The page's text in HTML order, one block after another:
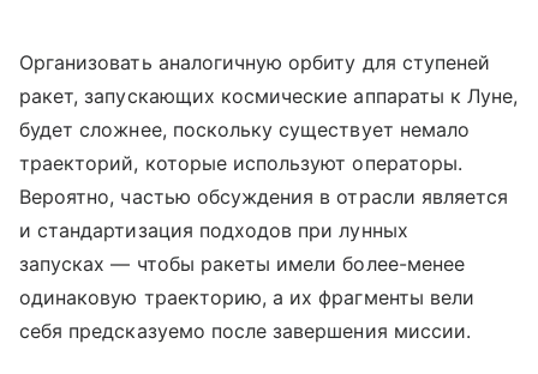
Организовать аналогичную орбиту для ступеней
ракет, запускающих космические аппараты к Луне,
будет сложнее, поскольку существует немало
траекторий, которые используют операторы.
Вероятно, частью обсуждения в отрасли является
и стандартизация подходов при лунных
запусках — чтобы ракеты имели более-менее
одинаковую траекторию, а их фрагменты вели
себя предсказуемо после завершения миссии.